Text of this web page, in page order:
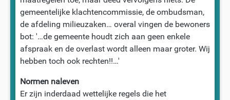
gemeentelijke klachtencommissie, de ombudsman,
de afdeling milieuzaken… overal vingen de bewoners
bot: '…de gemeente houdt zich aan geen enkele
afspraak en de overlast wordt alleen maar groter. Wij
hebben toch ook rechten!!…'
Normen naleven
Er zijn inderdaad wettelijke regels die het